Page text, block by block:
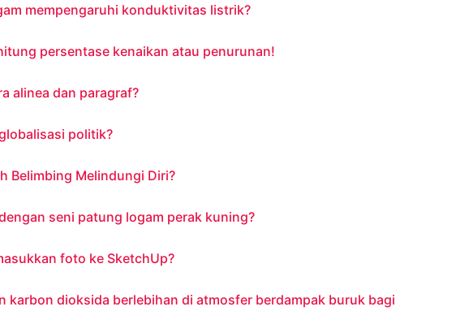
mempengaruhi konduktivitas listrik?
persentase kenaikan atau penurunan!
alinea dan paragraf?
politik?
Belimbing Melindungi Diri?
seni patung logam perak kuning?
foto ke SketchUp?
karbon dioksida berlebihan di atmosfer berdampak buruk bagi